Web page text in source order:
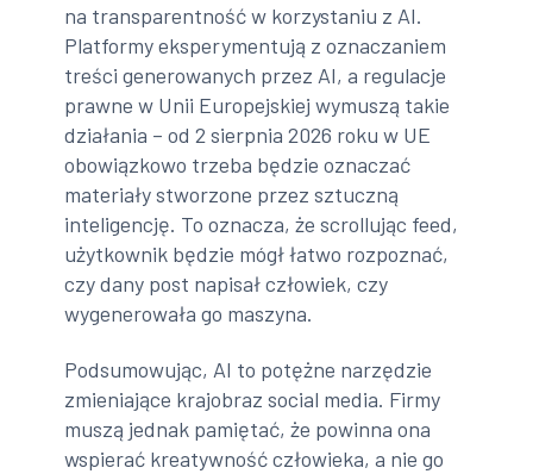
na transparentność w korzystaniu z AI.
Platformy eksperymentują z oznaczaniem
treści generowanych przez AI, a regulacje
prawne w Unii Europejskiej wymuszą takie
działania – od 2 sierpnia 2026 roku w UE
obowiązkowo trzeba będzie oznaczać
materiały stworzone przez sztuczną
inteligencję. To oznacza, że scrollując feed,
użytkownik będzie mógł łatwo rozpoznać,
czy dany post napisał człowiek, czy
wygenerowała go maszyna.
Podsumowując, AI to potężne narzędzie
zmieniające krajobraz social media. Firmy
muszą jednak pamiętać, że powinna ona
wspierać kreatywność człowieka, a nie go